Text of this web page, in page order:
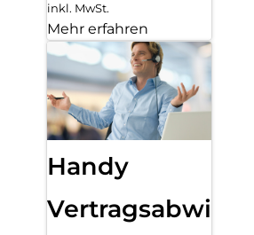
inkl. MwSt.
Mehr erfahren
Handy